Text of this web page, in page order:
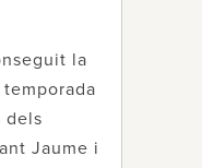
la
dels
Jaume i